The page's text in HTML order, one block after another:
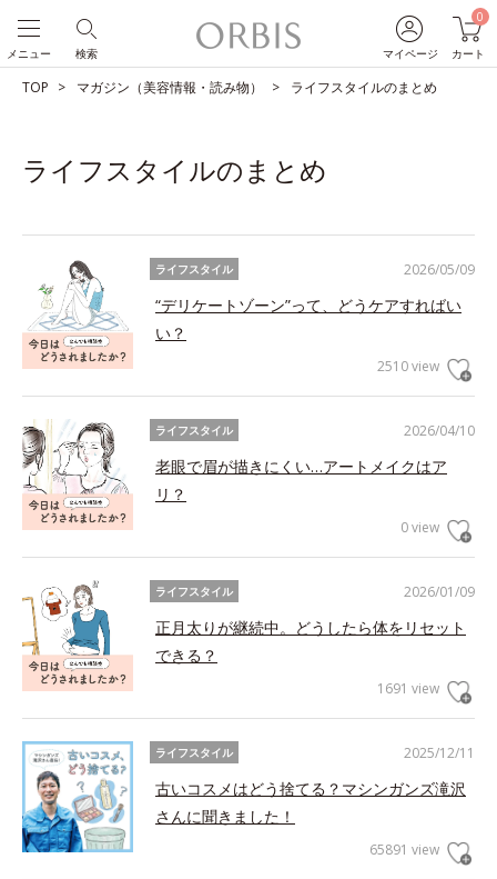
マイページ
0
カート
検索
メニュー
TOP マガジン（美容情報・読み物） ライフスタイルのまとめ
ライフスタイルのまとめ
2026/05/09
ライフスタイル
“デリケートゾーン”って、どうケアすればい
い？
2510 view
2026/04/10
ライフスタイル
老眼で眉が描きにくい…アートメイクはア
リ？
0 view
2026/01/09
ライフスタイル
正月太りが継続中。どうしたら体をリセット
できる？
1691 view
2025/12/11
ライフスタイル
古いコスメはどう捨てる？マシンガンズ滝沢
さんに聞きました！
65891 view